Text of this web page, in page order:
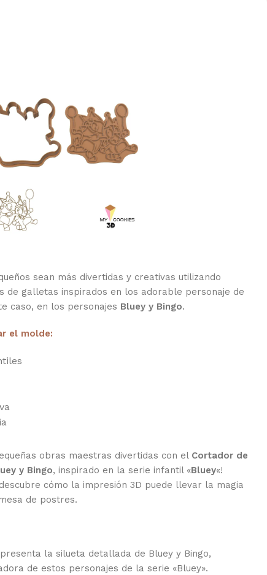
sean más divertidas y creativas utilizando
de galletas inspirados en los adorable personaje de
caso, en los personajes Bluey y Bingo.
el molde:
obras maestras divertidas con el Cortador de
y Bingo, inspirado en la serie infantil «Bluey«!
cómo la impresión 3D puede llevar la magia
de postres.
la silueta detallada de Bluey y Bingo,
de estos personajes de la serie «Bluey».